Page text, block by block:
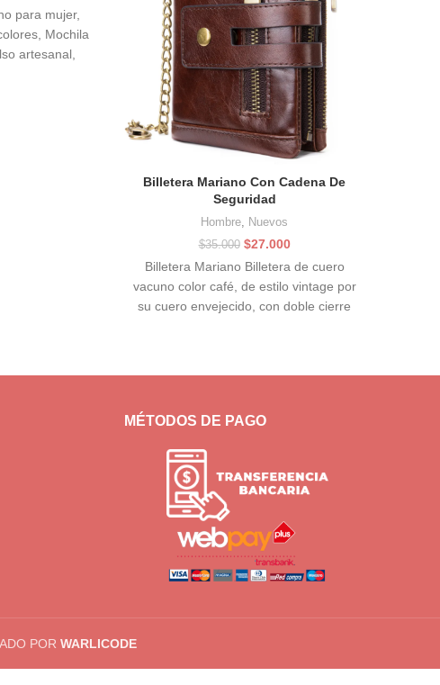
actual
es:
$65.000.
para mujer,
Mochila
artesanal,
Billetera Mariano Con Cadena De
Seguridad
Hombre Nuevos
$35.000 El
precio
original
era:
$35.000.
$27.000El
precio
actual
es:
$27.000.
Billetera Mariano Billetera de cuero
vacuno color café, de estilo vintage por
su cuero envejecido, con doble cierre
MÉTODOS DE PAGO
POR WARLICODE